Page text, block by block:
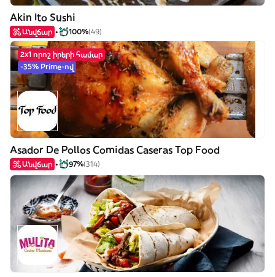
Akin Ito Sushi
Անվճար 100%(49)
2x1 որոշ իրերի համար
-35% Prime-ով
Asador De Pollos Comidas Caseras Top Food
Անվճար 97%(314)